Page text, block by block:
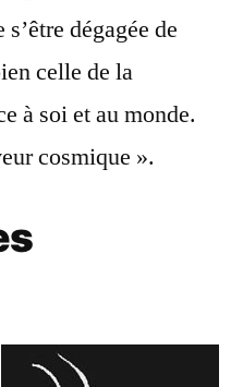
dégagée de
celle de la
à soi et au monde.
cosmique ».